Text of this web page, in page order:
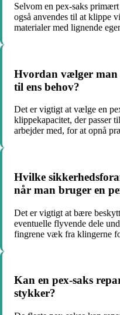
Selvom en pex-saks
også anvendes til at klippe
materialer med lignende
Hvordan vælger man
til ens behov?
Det er vigtigt at vælge en
klippekapacitet, der passer
arbejder med, for at opnå
Hvilke
når man bruger en
Det er vigtigt at bære
eventuelle flyvende dele
fingrene væk fra klingerne
Kan en pex-saks
stykker?